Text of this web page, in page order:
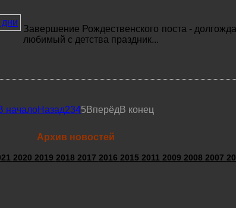
Завершение Рождественского поста -
любимый с детства праздник...
началоНазад2345 Вперёд В конец
Архив новостей
2020 2019 2018 2017 2016 2015 2011 2009 2008 2007